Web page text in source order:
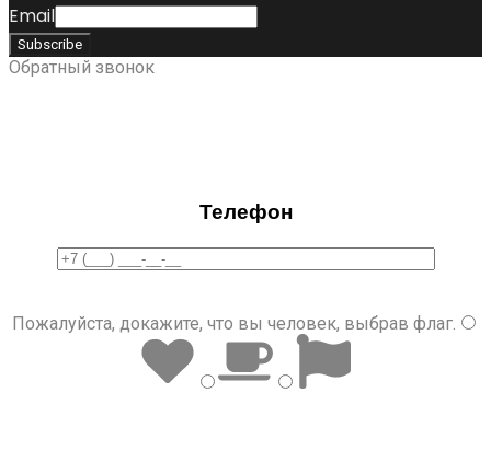
Email
Обратный звонок
Телефон
Пожалуйста, докажите, что вы человек, выбрав флаг.